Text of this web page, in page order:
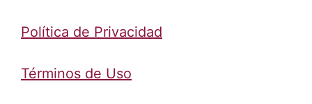
Política de Privacidad
Términos de Uso